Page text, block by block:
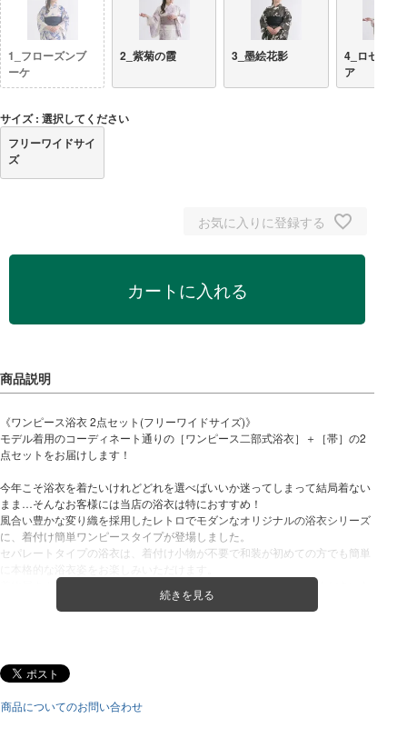
1_フローズンブ
ーケ
2_紫菊の霞 3_墨絵花影
4_ロゼマグ
ア
サイズ 選択してください
フリーワイドサイ
ズ
お気に入りに登録する
カートに入れる
《ワンピース浴衣 2点セット(フリーワイドサイズ)》
モデル着用のコーディネート通りの［ワンピース二部式浴衣］＋［帯］の2
点セットをお届けします！
今年こそ浴衣を着たいけれどどれを選べばいいか迷ってしまって結局着ない
まま…そんなお客様には当店の浴衣は特におすすめ！
風合い豊かな変り織を採用したレトロでモダンなオリジナルの浴衣シリーズ
に、着付け簡単ワンピースタイプが登場しました。
セパレートタイプの浴衣は、着付け小物が不要で和装が初めての方でも簡単
着物屋さんの失敗しない浴衣コーディネートでこの夏を満喫してください♪
《 １：浴衣 》
・変わり織が涼やかな浴衣です。肌になじむ浴衣の定番中の定番素材、綿生
地を使用。
・ワンピースと上衣の2wayタイプです。
商品についてのお問い合わせ